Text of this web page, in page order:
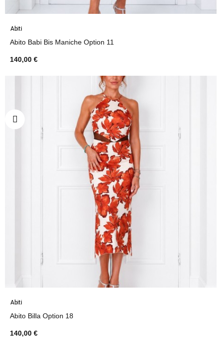
Abiti
Abito Babi Bis Maniche Option 11
140,00 €
Abiti
Abito Billa Option 18
140,00 €